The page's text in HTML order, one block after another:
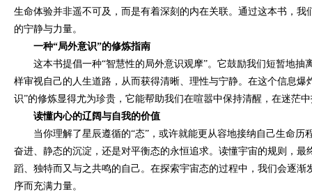
生命体验并非遥不可及，而是有着深刻的内在关联。通过这本书，我
的宁静与力量。
一种“局外意识”的修炼指南
这本书提倡一种“智慧性的局外意识观摩”。它鼓励我们短暂地抽
样审视自己的人生道路，从而获得清晰、理性与宁静。在这个信息爆
识”的修炼显得尤为珍贵，它能帮助我们在喧嚣中保持清醒，在迷茫
读懂内心的辽阔与自我的价值
当你理解了星辰遵循的“态”，或许就能更从容地接纳自己生命
奋进、静态的沉淀，还是对平衡态的永恒追求。读懂宇宙的规则，最
蹈、独特而又与之共鸣的自己。在探索宇宙态的过程中，我们会逐渐
序而充满力量。